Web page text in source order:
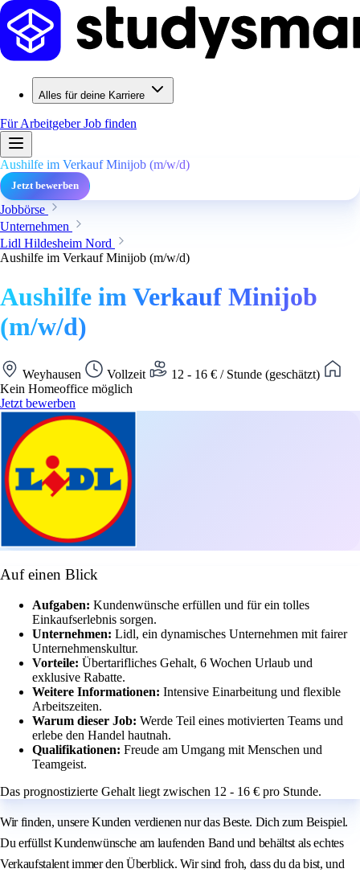
Alles für deine Karriere
Für ArbeitgeberJob finden
Aushilfe im Verkauf Minijob (m/w/d)
Jetzt bewerben
Jobbörse
Unternehmen
Lidl Hildesheim Nord
Aushilfe im Verkauf Minijob (m/w/d)
Aushilfe im Verkauf Minijob
(m/w/d)
Weyhausen Vollzeit
12 - 16 € / Stunde (geschätzt)
Kein Homeoffice möglich
Jetzt bewerben
Auf einen Blick
Aufgaben: Kundenwünsche erfüllen und für ein tolles
Einkaufserlebnis sorgen.
Unternehmen: Lidl, ein dynamisches Unternehmen mit fairer
Unternehmenskultur.
Vorteile: Übertarifliches Gehalt, 6 Wochen Urlaub und
exklusive Rabatte.
Weitere Informationen: Intensive Einarbeitung und flexible
Arbeitszeiten.
Warum dieser Job: Werde Teil eines motivierten Teams und
erlebe den Handel hautnah.
Qualifikationen: Freude am Umgang mit Menschen und
Teamgeist.
Das prognostizierte Gehalt liegt zwischen 12 - 16 € pro Stunde.
Wir finden, unsere Kunden verdienen nur das Beste. Dich zum Beispiel.
Du erfüllst Kundenwünsche am laufenden Band und behältst als echtes
Verkaufstalent immer den Überblick. Wir sind froh, dass du da bist, und